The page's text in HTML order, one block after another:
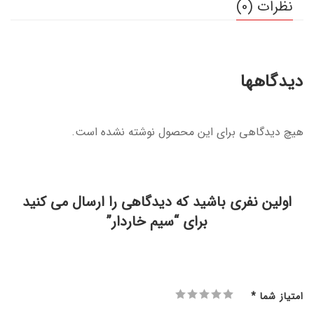
نظرات (0)
دیدگاهها
هیچ دیدگاهی برای این محصول نوشته نشده است.
اولین نفری باشید که دیدگاهی را ارسال می کنید
برای “سیم خاردار”
امتیاز شما *